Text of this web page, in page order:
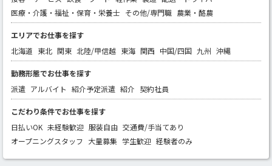
医療・介護・福祉・保育・栄養士 その他/専門職 農業・酪農
エリアでお仕事を探す
北海道 東北 関東 北陸/甲信越 東海 関西 中国/四国 九州 沖縄
勤務形態でお仕事を探す
派遣 アルバイト 紹介予定派遣 紹介 契約社員
こだわり条件でお仕事を探す
日払いOK 未経験歓迎 服装自由 交通費/手当てあり
オープニングスタッフ 大量募集 学生歓迎 経験者のみ